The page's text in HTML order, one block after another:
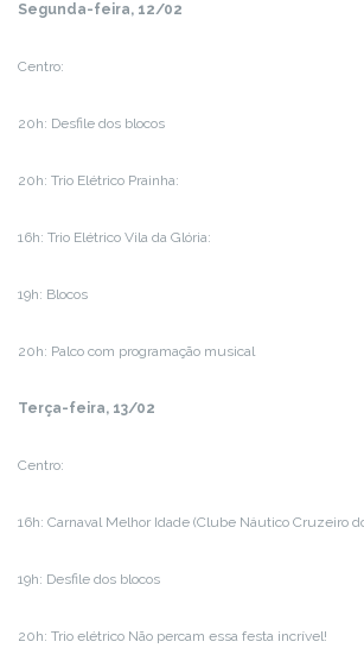
Segunda-feira, 12/02
Centro:
20h: Desfile dos blocos
20h: Trio Elétrico Prainha:
16h: Trio Elétrico Vila da Glória:
19h: Blocos
20h: Palco com programação musical
Terça-feira, 13/02
Centro:
16h: Carnaval Melhor Idade (Clube Náutico Cruzeiro
19h: Desfile dos blocos
20h: Trio elétrico Não percam essa festa incrível!